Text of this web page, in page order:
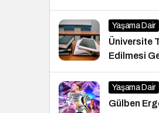
Yaşama Dair
Üniversite
Edilmesi
Yaşama Dair
Gülben